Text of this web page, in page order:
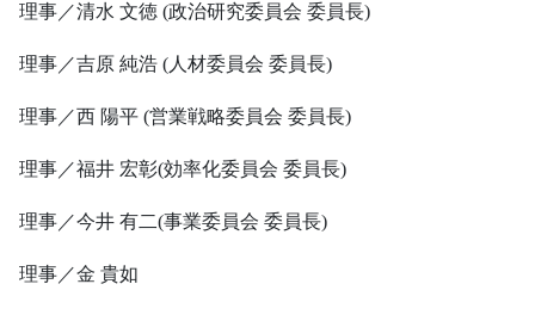
理事／清水 文徳 (政治研究委員会 委員長)
理事／吉原 純浩 (人材委員会 委員長)
理事／西 陽平 (営業戦略委員会 委員長)
理事／福井 宏彰(効率化委員会 委員長)
理事／今井 有二(事業委員会 委員長)
理事／金 貴如